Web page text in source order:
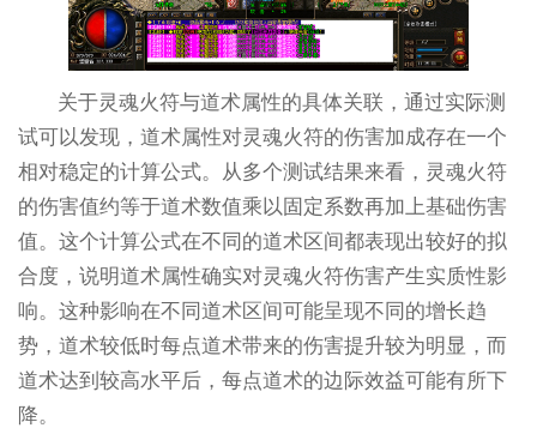
关于灵魂火符与道术属性的具体关联，通过实际测
试可以发现，道术属性对灵魂火符的伤害加成存在一个
相对稳定的计算公式。从多个测试结果来看，灵魂火符
的伤害值约等于道术数值乘以固定系数再加上基础伤害
值。这个计算公式在不同的道术区间都表现出较好的拟
合度，说明道术属性确实对灵魂火符伤害产生实质性影
响。这种影响在不同道术区间可能呈现不同的增长趋
势，道术较低时每点道术带来的伤害提升较为明显，而
道术达到较高水平后，每点道术的边际效益可能有所下
降。